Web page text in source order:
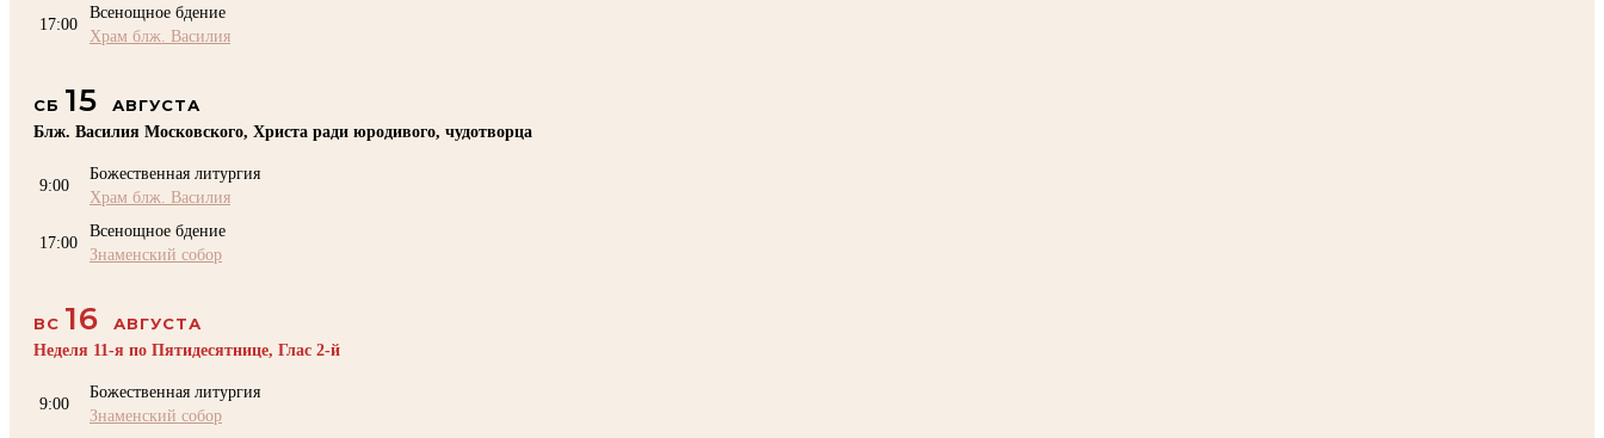
17:00
Всенощное бдение
Храм блж. Василия
СБ 15
АВГУСТА
Блж. Василия Московского, Христа ради юродивого, чудотворца
9:00
Божественная литургия
Храм блж. Василия
17:00
Всенощное бдение
Знаменский собор
ВС 16
АВГУСТА
Неделя 11-я по Пятидесятнице, Глас 2-й
9:00
Божественная литургия
Знаменский собор